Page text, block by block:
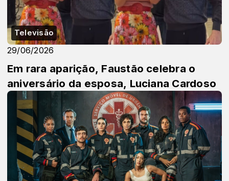
Televisão
29/06/2026
Em rara aparição, Faustão celebra o
aniversário da esposa, Luciana Cardoso